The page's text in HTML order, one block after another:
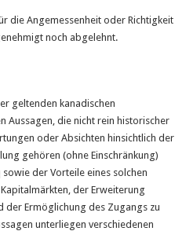
die Angemessenheit oder Richtigkeit
noch abgelehnt.
geltenden kanadischen
Aussagen, die nicht rein historischer
oder Absichten hinsichtlich der
gehören (ohne Einschränkung)
der Vorteile eines solchen
der Erweiterung
Ermöglichung des Zugangs zu
unterliegen verschiedenen